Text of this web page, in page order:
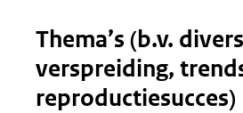
Thema’s (b.v.
verspreiding,
reproductiesucces)